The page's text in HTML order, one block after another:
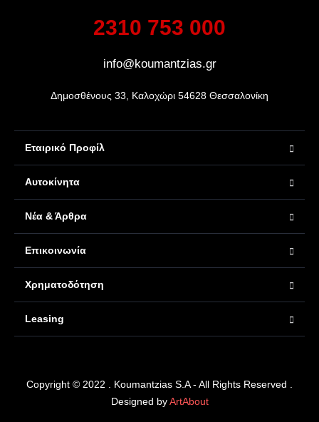
2310 753 000
info@koumantzias.gr
Δημοσθένους 33, Καλοχώρι 54628 Θεσσαλονίκη
Εταιρικό Προφίλ
Αυτοκίνητα
Νέα & Άρθρα
Επικοινωνία
Χρηματοδότηση
Leasing
Copyright © 2022 . Koumantzias S.A - All Rights Reserved .
Designed byArtAbout